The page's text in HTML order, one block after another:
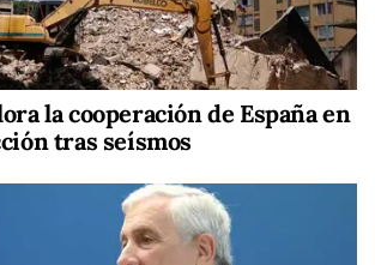
la cooperación de España en
tras seísmos